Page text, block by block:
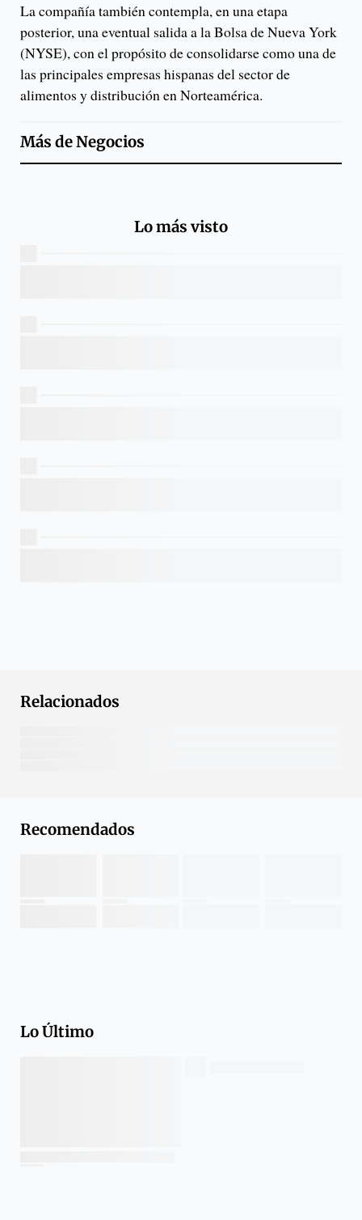
La compañía también contempla, en una etapa
posterior, una eventual salida a la Bolsa de Nueva York
(NYSE), con el propósito de consolidarse como una de
las principales empresas hispanas del sector de
alimentos y distribución en Norteamérica.
Más deNegocios
Lo más visto
Relacionados
Recomendados
Lo Último